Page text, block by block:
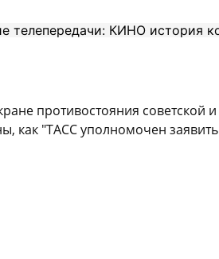
противостояния советской
как "ТАСС уполномочен